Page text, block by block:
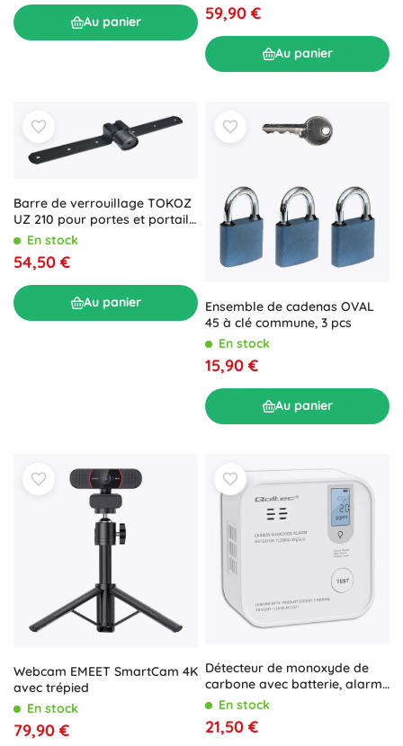
Au panier 59,90 €
Au panier
Barre de verrouillage TOKOZ
UZ 210 pour portes et portails
à deux battants
En stock
54,50 €
Au panier
Ensemble de cadenas OVAL
45 à clé commune, 3 pcs
En stock
15,90 €
Au panier
Webcam EMEET SmartCam 4K
avec trépied
En stock
79,90 €
Détecteur de monoxyde de
carbone avec batterie, alarme
85 dB et LED
En stock
21,50 €